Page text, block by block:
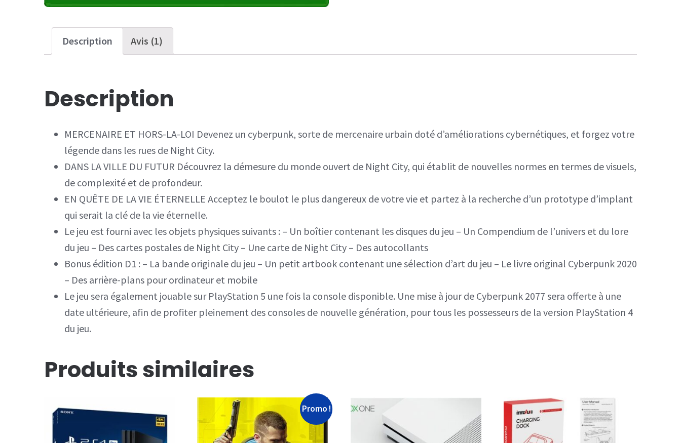
Description Avis (1)
Description
MERCENAIRE ET HORS-LA-LOI Devenez un cyberpunk, sorte de mercenaire urbain doté d’améliorations cybernétiques, et forgez votre
légende dans les rues de Night City.
DANS LA VILLE DU FUTUR Découvrez la démesure du monde ouvert de Night City, qui établit de nouvelles normes en termes de visuels,
de complexité et de profondeur.
EN QUÊTE DE LA VIE ÉTERNELLE Acceptez le boulot le plus dangereux de votre vie et partez à la recherche d’un prototype d’implant
qui serait la clé de la vie éternelle.
Le jeu est fourni avec les objets physiques suivants : – Un boîtier contenant les disques du jeu – Un Compendium de l’univers et du lore
du jeu – Des cartes postales de Night City – Une carte de Night City – Des autocollants
Bonus édition D1 : – La bande originale du jeu – Un petit artbook contenant une sélection d’art du jeu – Le livre original Cyberpunk 2020
– Des arrière-plans pour ordinateur et mobile
Le jeu sera également jouable sur PlayStation 5 une fois la console disponible. Une mise à jour de Cyberpunk 2077 sera offerte à une
date ultérieure, afin de profiter pleinement des consoles de nouvelle génération, pour tous les possesseurs de la version PlayStation 4
du jeu.
Produits similaires
Promo !